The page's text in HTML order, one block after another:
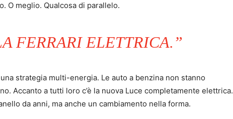
O meglio. Qualcosa di parallelo.
FERRARI ELETTRICA.”
strategia multi-energia. Le auto a benzina non stanno
Accanto a tutti loro c’è la nuova Luce completamente elettrica.
da anni, ma anche un cambiamento nella forma.